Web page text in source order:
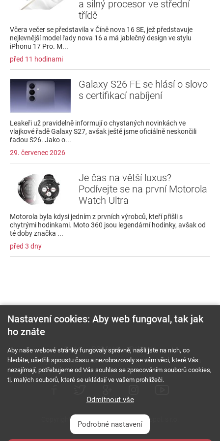
a silný procesor ve střední
třídě
Včera večer se představila v Číně nova 16 SE, jež představuje
nejlevnější model řady nova 16 a má jablečný design ve stylu
iPhonu 17 Pro. M...
před 11 hodinami
Galaxy S26 FE se hlásí o slovo
s certifikací nabíjení
Leakeři už pravidelně informují o chystaných novinkách ve
vlajkové řadě Galaxy S27, avšak ještě jsme oficiálně neskončili
řadou S26. Jako o...
29. červenec 2026
Je čas na větší luxus?
Podívejte se na první Motorola
Watch Ultra
Motorola byla kdysi jedním z prvních výrobců, kteří přišli s
chytrými hodinkami. Moto 360 jsou legendární hodinky, avšak od
té doby značka ...
před 3 dny
O nás RSS feed
Reklama
Podmínky použití a ochrana soukromí
Cookies Kariéra
Copyright © 2000 - 2026 NetComp, spol. s r.o.
Všechna práva vyhrazena.
Nastavení cookies: Aby web fungoval, tak jak
ho znáte
Aby naše webové stránky fungovaly správně, našli jste na nich, co
hledáte, ušetřili spoustu času a nezobrazovaly se vám věci, které Vás
nezajímají, potřebujeme od Vás souhlas se zpracováním souborů cookies,
tj. malých souborů, které se ukládají ve vašem prohlížeči.
Odmítnout vše
Podrobné nastavení